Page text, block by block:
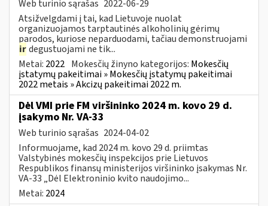
Web turinio sąrašas 2022-06-29
Atsižvelgdami į tai, kad Lietuvoje nuolat
organizuojamos tarptautinės alkoholinių gėrimų
parodos, kuriose neparduodami, tačiau demonstruojami
irdegustuojami ne tik...
Metai: 2022 Mokesčių žinyno kategorijos: Mokesčių
įstatymų pakeitimai » Mokesčių įstatymų pakeitimai
2022 metais » Akcizų pakeitimai 2022 m.
Dėl VMI prie FM viršininko 2024 m. kovo 29 d.
įsakymo Nr. VA-33
Web turinio sąrašas 2024-04-02
Informuojame, kad 2024 m. kovo 29 d. priimtas
Valstybinės mokesčių inspekcijos prie Lietuvos
Respublikos finansų ministerijos viršininko įsakymas Nr.
VA-33 „Dėl Elektroninio kvito naudojimo...
Metai: 2024